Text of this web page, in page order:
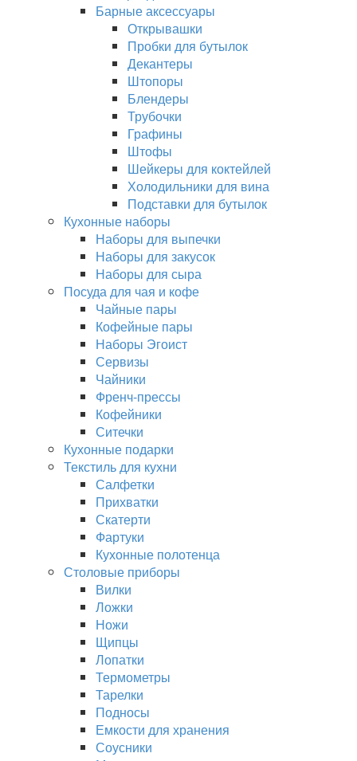
Барные аксессуары
Открывашки
Пробки для бутылок
Декантеры
Штопоры
Блендеры
Трубочки
Графины
Штофы
Шейкеры для коктейлей
Холодильники для вина
Подставки для бутылок
Кухонные наборы
Наборы для выпечки
Наборы для закусок
Наборы для сыра
Посуда для чая и кофе
Чайные пары
Кофейные пары
Наборы Эгоист
Сервизы
Чайники
Френч-прессы
Кофейники
Ситечки
Кухонные подарки
Текстиль для кухни
Салфетки
Прихватки
Скатерти
Фартуки
Кухонные полотенца
Столовые приборы
Вилки
Ложки
Ножи
Щипцы
Лопатки
Термометры
Тарелки
Подносы
Емкости для хранения
Соусники